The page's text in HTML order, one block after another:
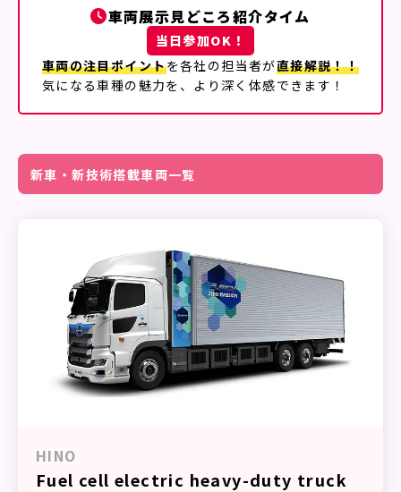
車両展示見どころ紹介タイム
当日参加OK！
車両の注目ポイントを各社の担当者が直接解説！！
気になる車種の魅力を、より深く体感できます！
新車・新技術搭載車両一覧
HINO
Fuel cell electric heavy-duty truck